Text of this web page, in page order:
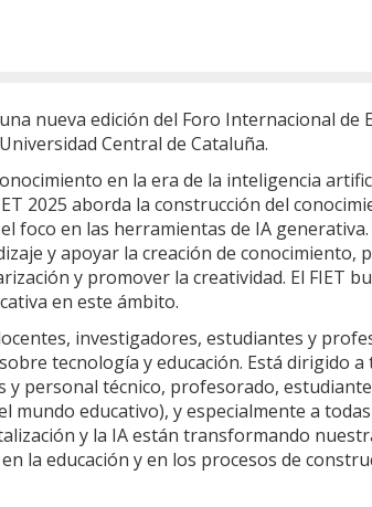
nueva edición del Foro Internacional de
Central de Cataluña.
en la era de la inteligencia
2025 aborda la construcción del
foco en las herramientas de IA generativa.
y apoyar la creación de conocimiento,
y promover la creatividad. El FIET
en este ámbito.
investigadores, estudiantes y
tecnología y educación. Está dirigido a
y personal técnico, profesorado,
mundo educativo), y especialmente a
y la IA están transformando
la educación y en los procesos de